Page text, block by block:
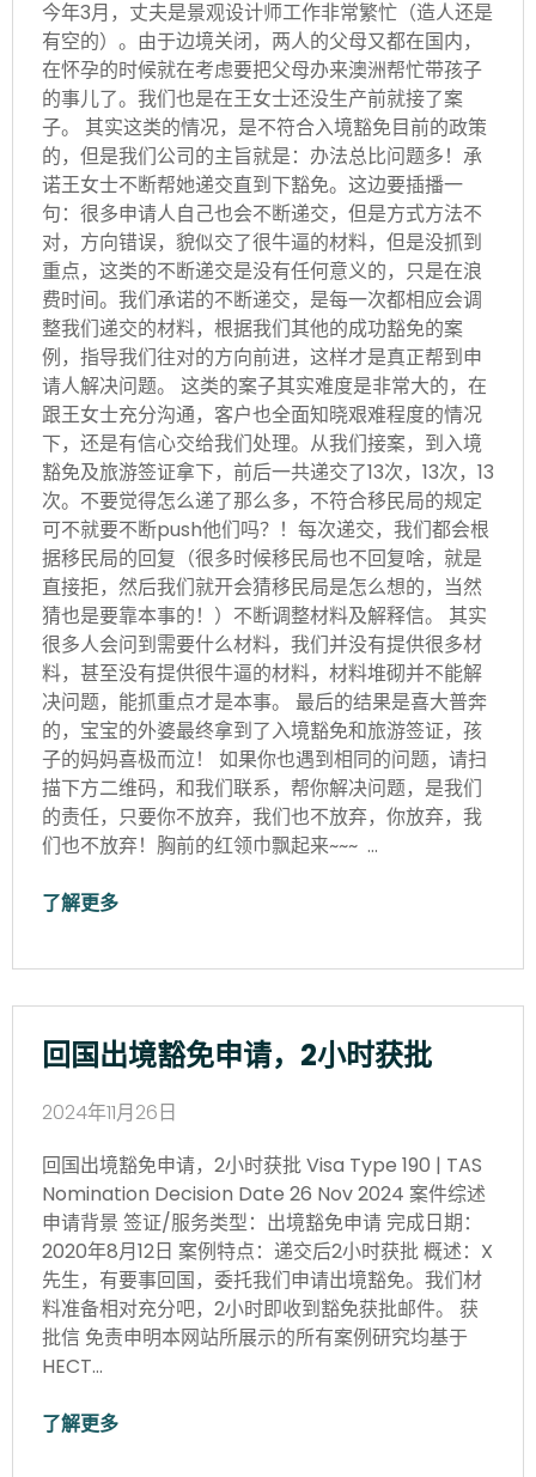
今年3月，丈夫是景观设计师工作非常繁忙（造人还是
有空的）。由于边境关闭，两人的父母又都在国内，
在怀孕的时候就在考虑要把父母办来澳洲帮忙带孩子
的事儿了。我们也是在王女士还没生产前就接了案
子。 其实这类的情况，是不符合入境豁免目前的政策
的，但是我们公司的主旨就是：办法总比问题多！承
诺王女士不断帮她递交直到下豁免。这边要插播一
句：很多申请人自己也会不断递交，但是方式方法不
对，方向错误，貌似交了很牛逼的材料，但是没抓到
重点，这类的不断递交是没有任何意义的，只是在浪
费时间。我们承诺的不断递交，是每一次都相应会调
整我们递交的材料，根据我们其他的成功豁免的案
例，指导我们往对的方向前进，这样才是真正帮到申
请人解决问题。 这类的案子其实难度是非常大的，在
跟王女士充分沟通，客户也全面知晓艰难程度的情况
下，还是有信心交给我们处理。从我们接案，到入境
豁免及旅游签证拿下，前后一共递交了13次，13次，13
次。不要觉得怎么递了那么多，不符合移民局的规定
可不就要不断push他们吗？！每次递交，我们都会根
据移民局的回复（很多时候移民局也不回复啥，就是
直接拒，然后我们就开会猜移民局是怎么想的，当然
猜也是要靠本事的！）不断调整材料及解释信。 其实
很多人会问到需要什么材料，我们并没有提供很多材
料，甚至没有提供很牛逼的材料，材料堆砌并不能解
决问题，能抓重点才是本事。 最后的结果是喜大普奔
的，宝宝的外婆最终拿到了入境豁免和旅游签证，孩
子的妈妈喜极而泣！ 如果你也遇到相同的问题，请扫
描下方二维码，和我们联系，帮你解决问题，是我们
的责任，只要你不放弃，我们也不放弃，你放弃，我
们也不放弃！胸前的红领巾飘起来~~~ …
了解更多
回国出境豁免申请，2小时获批
2024年11月26日
回国出境豁免申请，2小时获批 Visa Type 190 | TAS
Nomination Decision Date 26 Nov 2024 案件综述
申请背景 签证/服务类型：出境豁免申请 完成日期：
2020年8月12日 案例特点：递交后2小时获批 概述：X
先生，有要事回国，委托我们申请出境豁免。我们材
料准备相对充分吧，2小时即收到豁免获批邮件。 获
批信 免责申明本网站所展示的所有案例研究均基于
HECT…
了解更多